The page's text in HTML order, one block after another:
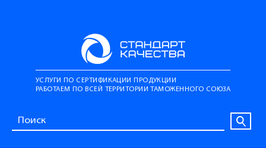
УСЛУГИ ПО СЕРТИФИКАЦИИ ПРОДУКЦИИ
РАБОТАЕМ ПО ВСЕЙ ТЕРРИТОРИИ ТАМОЖЕННОГО СОЮЗА